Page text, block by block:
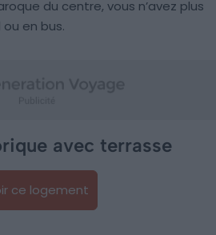
du centre, vous n’avez plus
ou en bus.
avec terrasse
ce logement